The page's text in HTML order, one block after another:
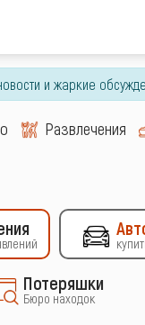
и жаркие
Развлечения
Потеряшки
Бюро находок